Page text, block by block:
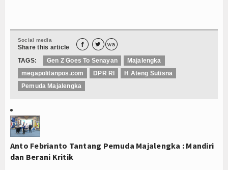
Social media
Share this article   wa
TAGS: Gen Z Goes To Senayan
Majalengka
megapolitanpos.com
DPR RI
H Ateng Sutisna
Pemuda Majalengka
Anto Febrianto Tantang Pemuda Majalengka : Mandiri
dan Berani Kritik